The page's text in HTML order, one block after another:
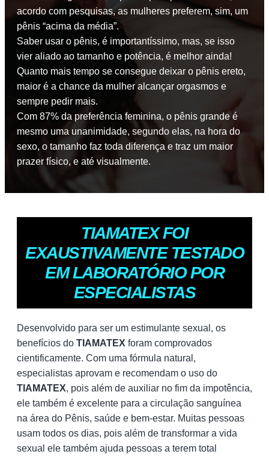
acordo com pesquisas, as mulheres preferem, sim, um
pênis “acima da média”.
Saber usar o pênis, é importantíssimo, mas, se isso
vier aliado ao tamanho e potência, é melhor ainda!
Quanto mais tempo se consegue deixar o pênis ereto,
maior é a chance da mulher alcançar orgasmos e
sempre pedir mais.
Com 87% da preferência feminina, o pênis grande é
mesmo uma unanimidade, segundo elas, na hora do
sexo, o tamanho faz toda diferença e traz um maior
prazer físico, e até visualmente.
TIAMATEX FOI
EXAUSTIVAMENTE TESTADO
EM LABORATÓRIO POR
ESPECIALISTAS
Desenvolvido para ser um estimulante sexual, os
benefícios do TIAMATEX foram comprovados
cientificamente. Com uma fórmula natural,
especialistas aprovam e recomendam o uso do
TIAMATEX, pois além de auxiliar no fim da impotência,
ele também é excelente para a circulação sanguínea
na área do Pênis, saúde e bem-estar. Muitas pessoas
usam todos os dias, pois além de transformar a vida
sexual ele também ajuda pessoas a terem total